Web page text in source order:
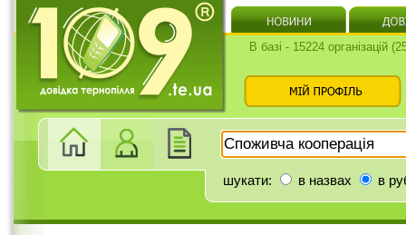
В базі - 15224 організацій
шукати: в назвах в